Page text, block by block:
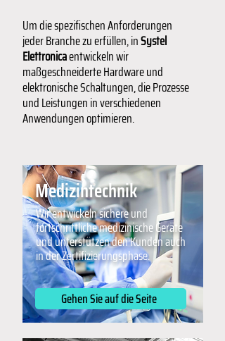
Um die spezifischen Anforderungen
jeder Branche zu erfüllen, inSystel
Elettronicaentwickeln wir
maßgeschneiderte Hardware und
elektronische Schaltungen, die Prozesse
und Leistungen in verschiedenen
Anwendungen optimieren.
Medizintechnik
Wir entwickeln sichere und
fortschrittliche medizinische Geräte
und unterstützen den Kunden auch
in der Zertifizierungsphase.
Gehen Sie auf die Seite